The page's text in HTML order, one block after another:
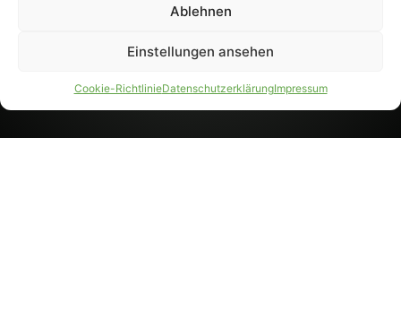
Ablehnen
Einstellungen ansehen
Cookie-RichtlinieDatenschutzerklärungImpressum
PARTNER WERDEN
AGB